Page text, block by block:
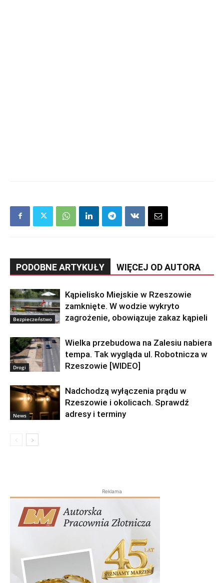
PODOBNE ARTYKUŁY WIĘCEJ OD AUTORA
Bezpieczeństwo
Kąpielisko Miejskie w Rzeszowie
zamknięte. W wodzie wykryto
zagrożenie, obowiązuje zakaz kąpieli
Drogi
Wielka przebudowa na Zalesiu nabiera
tempa. Tak wygląda ul. Robotnicza w
Rzeszowie [WIDEO]
News
Nadchodzą wyłączenia prądu w
Rzeszowie i okolicach. Sprawdź
adresy i terminy
Reklama